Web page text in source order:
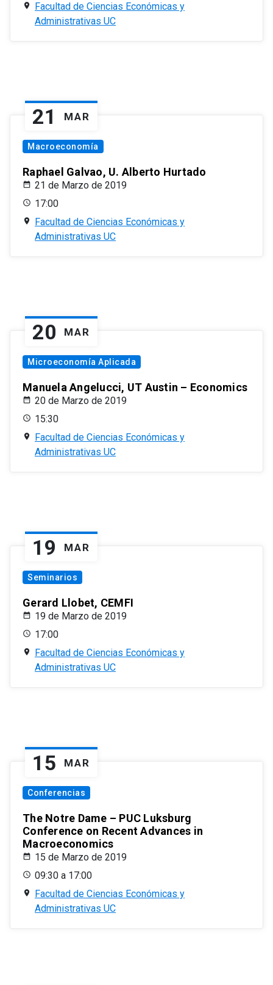
Facultad de Ciencias Económicas y
Administrativas UC
21 MAR
Macroeconomía
Raphael Galvao, U. Alberto Hurtado
21 de Marzo de 2019
17:00
Facultad de Ciencias Económicas y
Administrativas UC
20 MAR
Microeconomía Aplicada
Manuela Angelucci, UT Austin – Economics
20 de Marzo de 2019
15:30
Facultad de Ciencias Económicas y
Administrativas UC
19 MAR
Seminarios
Gerard Llobet, CEMFI
19 de Marzo de 2019
17:00
Facultad de Ciencias Económicas y
Administrativas UC
15 MAR
Conferencias
The Notre Dame – PUC Luksburg
Conference on Recent Advances in
Macroeconomics
15 de Marzo de 2019
09:30 a 17:00
Facultad de Ciencias Económicas y
Administrativas UC